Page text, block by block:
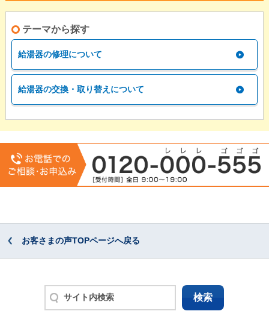
テーマから探す
給湯器の修理について
給湯器の交換・取り替えについて
お客さまの声TOPページへ戻る